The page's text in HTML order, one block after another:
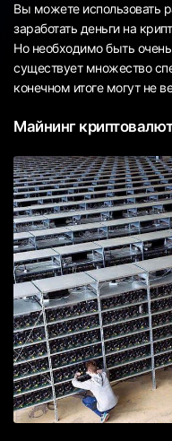
Вы можете использовать
заработать деньги на
Но необходимо быть
существует множество
конечном итоге могут не
Майнинг